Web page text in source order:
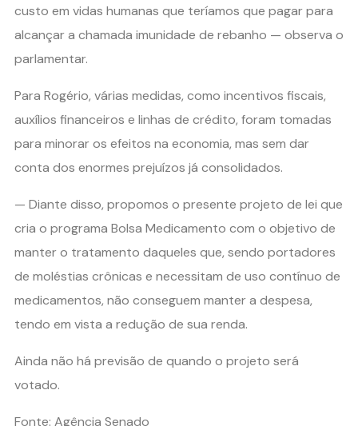
custo em vidas humanas que teríamos que pagar para
alcançar a chamada imunidade de rebanho — observa o
parlamentar.
Para Rogério, várias medidas, como incentivos fiscais,
auxílios financeiros e linhas de crédito, foram tomadas
para minorar os efeitos na economia, mas sem dar
conta dos enormes prejuízos já consolidados.
— Diante disso, propomos o presente projeto de lei que
cria o programa Bolsa Medicamento com o objetivo de
manter o tratamento daqueles que, sendo portadores
de moléstias crônicas e necessitam de uso contínuo de
medicamentos, não conseguem manter a despesa,
tendo em vista a redução de sua renda.
Ainda não há previsão de quando o projeto será
votado.
Fonte: Agência Senado